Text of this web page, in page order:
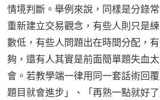
情境判斷。舉例來說，同樣是分錄
重新建立交易觀念，有些人則只是
數低，有些人問題出在時間分配，
夠，還有人其實是前面簡單題失血
會。若教學端一律用同一套話術回
題目就會進步」、「再熟一點就好